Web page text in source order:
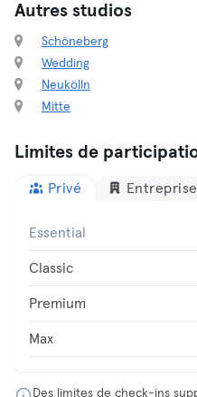
Autres studios
Schöneberg
Wedding
Neukölln
Mitte
Limites de
Privé Entreprise
Essential
Classic
Premium
Max
Des limites de check-ins